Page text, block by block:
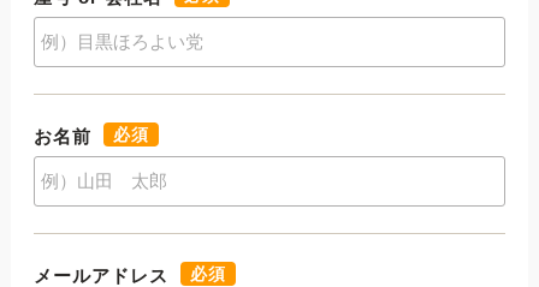
お名前 必須
メールアドレス 必須